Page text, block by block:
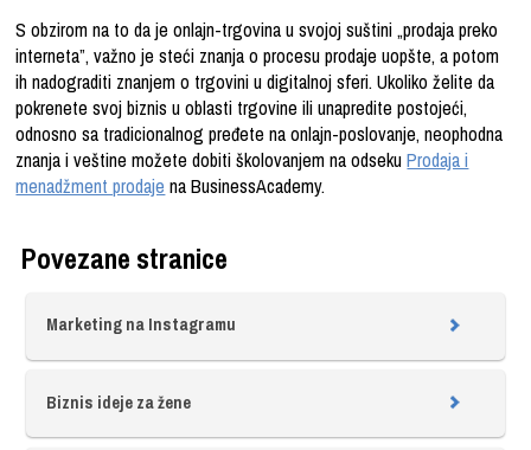
S obzirom na to da je onlajn-trgovina u svojoj suštini „prodaja preko
interneta”, važno je steći znanja o procesu prodaje uopšte, a potom
ih nadograditi znanjem o trgovini u digitalnoj sferi. Ukoliko želite da
pokrenete svoj biznis u oblasti trgovine ili unapredite postojeći,
odnosno sa tradicionalnog pređete na onlajn-poslovanje, neophodna
znanja i veštine možete dobiti školovanjem na odsekuProdaja i
menadžment prodaje na BusinessAcademy.
Povezane stranice
Marketing na Instagramu
Biznis ideje za žene